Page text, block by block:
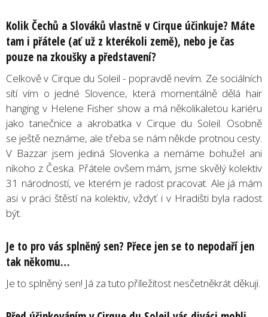
Kolik Čechů a Slováků vlastněv Cirque účinkuje? Máte
tam i přátele (ať už z kterékoli země), nebo je čas
pouze na zkoušky a představení?
Celkově v Cirque du Soleil - popravdě nevím. Ze sociálních
sítí vím o jedné Slovence, která momentálně dělá hair
hanging v Helene Fisher show a má několikaletou kariéru
jako tanečnice a akrobatka v Cirque du Soleil. Osobně
se ještě neznáme, ale třeba se nám někde protnou cesty.
V Bazzar jsem jediná Slovenka a nemáme bohužel ani
nikoho z Česka. Přátele ovšem mám, jsme skvělý kolektiv
31 národností, ve kterém je radost pracovat. Ale já mám
asi v práci štěstí na kolektiv, vždyť i v Hradišti byla radost
být.
Je to pro vás splněný sen? Přece jen se to nepodaří jen
tak někomu…
Je to splněný sen! Já za tuto příležitost nesčetněkrát děkuji.